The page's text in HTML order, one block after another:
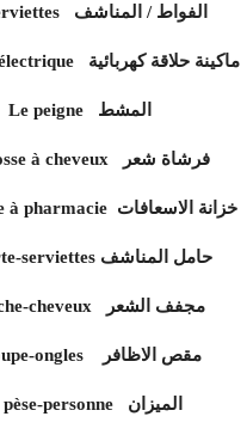
Les serviettes الفواط / المناشف
Le rasoir électrique ماكينة حلاقة كهربائية
Le peigne المشط
La brosse à cheveux فرشاة شعر
L’armoire à pharmacie خزانة الاسعافات
Le porte-serviettes حامل المناشف
Le sèche-cheveux مجفف الشعر
Le coupe-ongles مقص الاظافر
Le pèse-personne الميزان